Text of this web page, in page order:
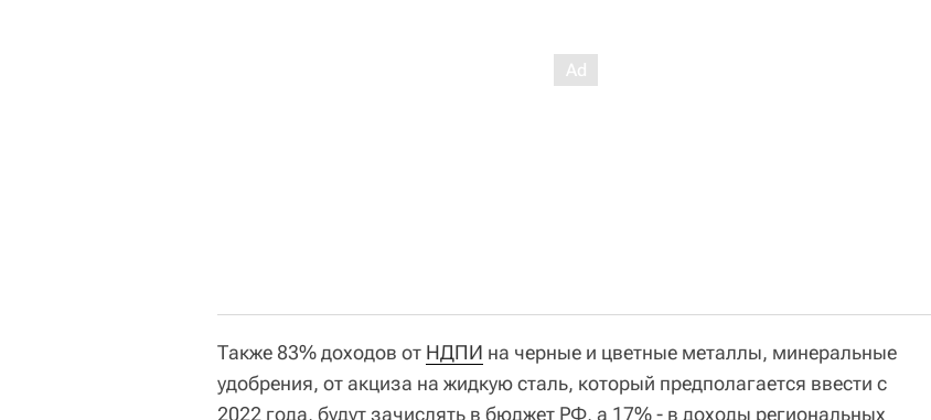
Также 83% доходов от НДПИ на черные и цветные металлы, минеральные
удобрения, от акциза на жидкую сталь, который предполагается ввести с
2022 года, будут зачислять в бюджет РФ, а 17% - в доходы региональных